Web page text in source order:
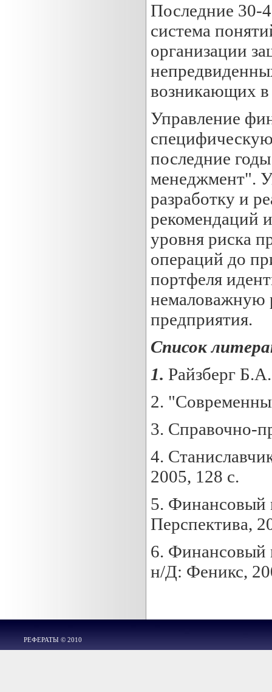
Последние 30-
система
организации
возникающих в
Управление
последние
менеджмент".
разработку и
рекомендаций
уровня риска
операций до
портфеля
немаловажную
предприятия.
Список
1. Райзберг
2.
3. Справочно-
4.
2005, 128 с.
5. Финансовый
Перспектива,
6. Финансовый
н/Д: Феникс,
РЕФЕРАТЫ © 2010